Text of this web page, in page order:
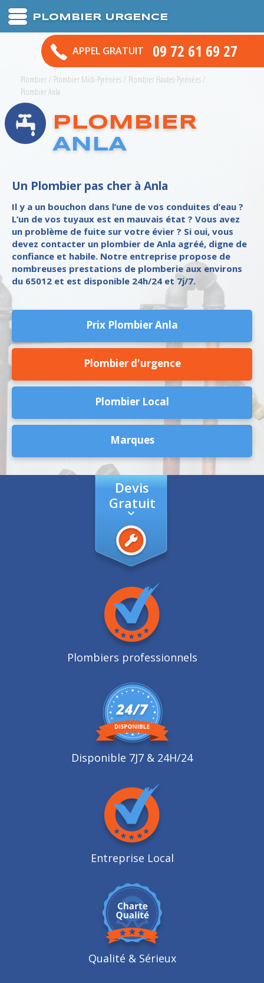
PLOMBIER URGENCE
APPEL GRATUIT 09 72 61 69 27
Plombier/ Plombier Midi-Pyrénées/ Plombier Hautes-Pyrénées/
Plombier Anla
PLOMBIER
ANLA
Un Plombier pas cher à Anla
Il y a un bouchon dans l’une de vos conduites d’eau ?
L’un de vos tuyaux est en mauvais état ? Vous avez
un problème de fuite sur votre évier ? Si oui, vous
devez contacter un plombier de Anla agréé, digne de
confiance et habile. Notre entreprise propose de
nombreuses prestations de plomberie aux environs
du 65012 et est disponible 24h/24 et 7j/7.
Prix Plombier Anla
Plombier d'urgence
Plombier Local
Marques
Devis
Gratuit
Plombiers professionnels
Disponible 7J7 & 24H/24
Entreprise Local
Qualité & Sérieux